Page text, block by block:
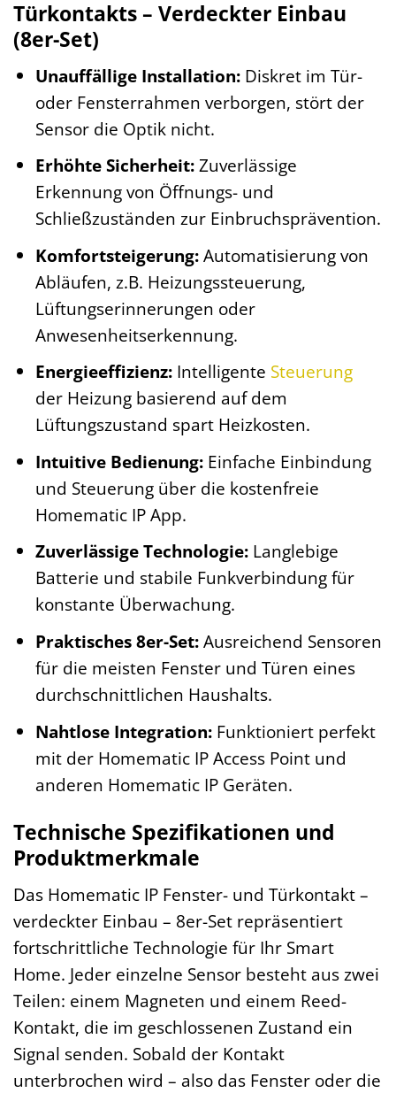
Türkontakts – Verdeckter Einbau
(8er-Set)
Unauffällige Installation:Diskret im Tür-
oder Fensterrahmen verborgen, stört der
Sensor die Optik nicht.
Erhöhte Sicherheit:Zuverlässige
Erkennung von Öffnungs- und
Schließzuständen zur Einbruchsprävention.
Komfortsteigerung:Automatisierung von
Abläufen, z.B. Heizungssteuerung,
Lüftungserinnerungen oder
Anwesenheitserkennung.
Energieeffizienz:Intelligente Steuerung
der Heizung basierend auf dem
Lüftungszustand spart Heizkosten.
Intuitive Bedienung:Einfache Einbindung
und Steuerung über die kostenfreie
Homematic IP App.
Zuverlässige Technologie:Langlebige
Batterie und stabile Funkverbindung für
konstante Überwachung.
Praktisches 8er-Set:Ausreichend Sensoren
für die meisten Fenster und Türen eines
durchschnittlichen Haushalts.
Nahtlose Integration:Funktioniert perfekt
mit der Homematic IP Access Point und
anderen Homematic IP Geräten.
Technische Spezifikationen und
Produktmerkmale
Das Homematic IP Fenster- und Türkontakt –
verdeckter Einbau – 8er-Set repräsentiert
fortschrittliche Technologie für Ihr Smart
Home. Jeder einzelne Sensor besteht aus zwei
Teilen: einem Magneten und einem Reed-
Kontakt, die im geschlossenen Zustand ein
Signal senden. Sobald der Kontakt
unterbrochen wird – also das Fenster oder die